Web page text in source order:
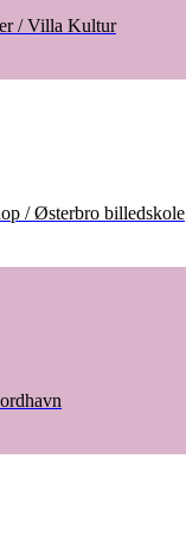
/ Villa Kultur
/ Østerbro billedskole